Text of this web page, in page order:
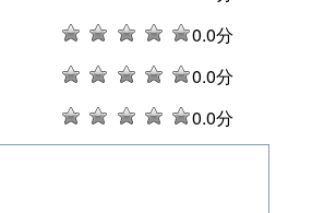
0.0分
0.0分
0.0分